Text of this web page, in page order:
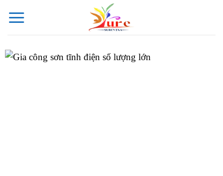
qua
nội
dung